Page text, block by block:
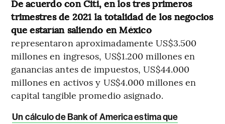
De acuerdo con Citi, en los tres primeros
trimestres de 2021 la totalidad de los negocios
que estarían saliendo en México
representaron aproximadamente US$3.500
millones en ingresos, US$1.200 millones en
ganancias antes de impuestos, US$44.000
millones en activos y US$4.000 millones en
capital tangible promedio asignado.
Un cálculo de Bank of America estima que